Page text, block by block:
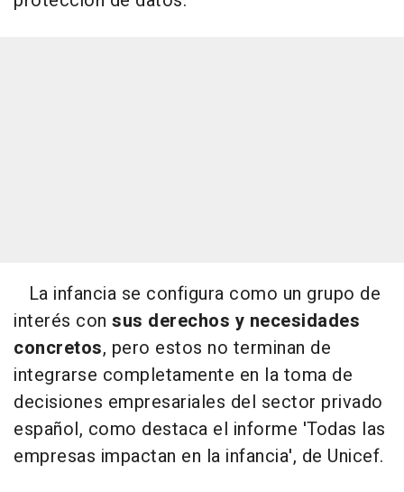
La infancia se configura como un grupo de
interés con sus derechos y necesidades
concretos, pero estos no terminan de
integrarse completamente en la toma de
decisiones empresariales del sector privado
español, como destaca el informe 'Todas las
empresas impactan en la infancia', de Unicef.